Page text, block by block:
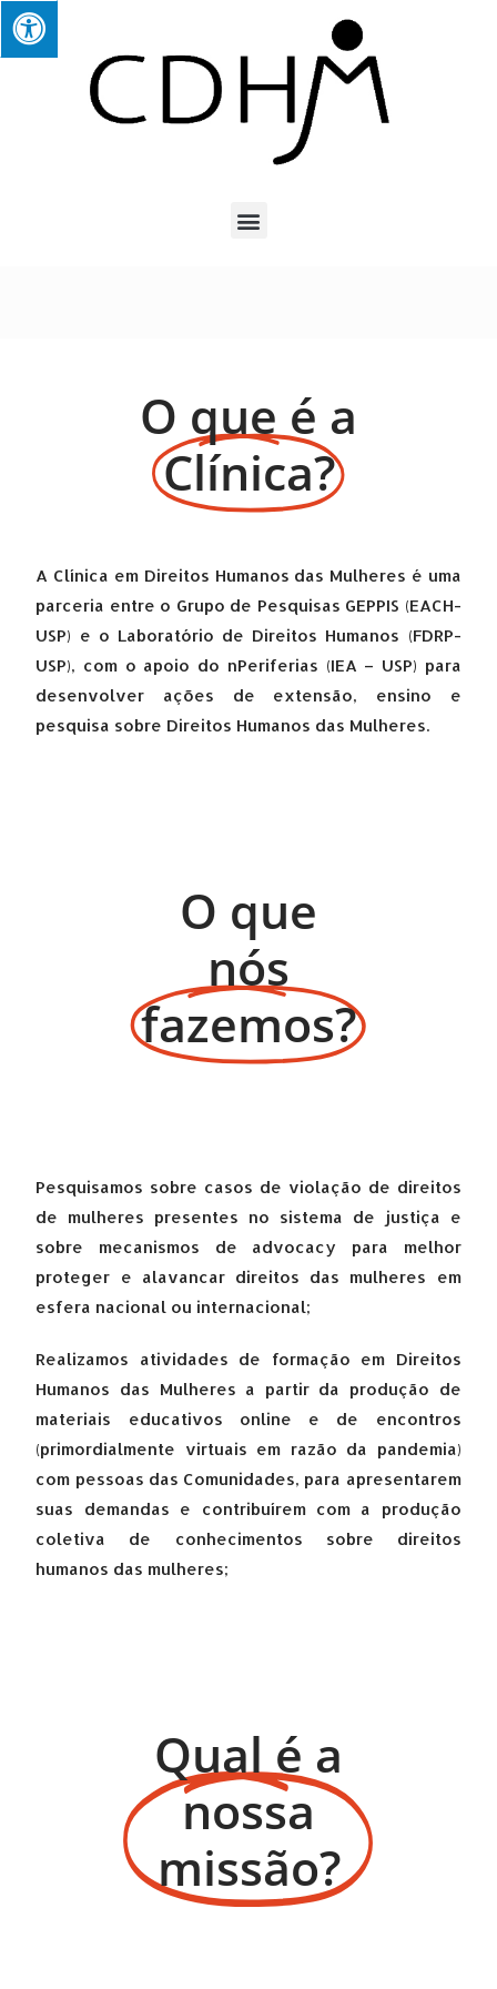
O que é a
Clínica?
A Clínica em Direitos Humanos das Mulheres é uma
parceria entre o Grupo de Pesquisas GEPPIS (EACH-
USP) e o Laboratório de Direitos Humanos (FDRP-
USP), com o apoio do nPeriferias (IEA – USP) para
desenvolver ações de extensão, ensino e
pesquisa sobre Direitos Humanos das Mulheres.
O que
nós
fazemos?
Pesquisamos sobre casos de violação de direitos
de mulheres presentes no sistema de justiça e
sobre mecanismos de advocacy para melhor
proteger e alavancar direitos das mulheres em
esfera nacional ou internacional;
Realizamos atividades de formação em Direitos
Humanos das Mulheres a partir da produção de
materiais educativos online e de encontros
(primordialmente virtuais em razão da pandemia)
com pessoas das Comunidades, para apresentarem
suas demandas e contribuírem com a produção
coletiva de conhecimentos sobre direitos
humanos das mulheres;
Qual é a
nossa
missão?